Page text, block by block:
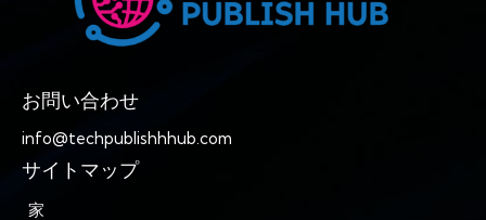
お問い合わせ
info@techpublishhhub.com
サイトマップ
家